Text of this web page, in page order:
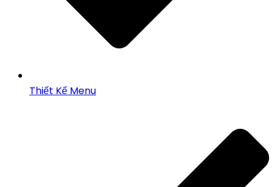
Thiết Kế Menu